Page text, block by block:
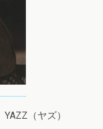
（ヤズ）